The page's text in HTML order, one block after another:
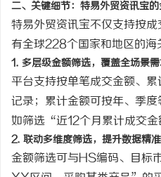
二、关键细节：特易外贸资讯宝
特易外贸资讯宝不仅支持按
有全球228个国家和地区的海
1. 多层级金额筛选，覆盖全场景
平台支持按单笔成交金额、
记录；累计金额可按年、季
如筛选 “近12个月累计成交
2. 联动多维度筛选，提升数据精
金额筛选可与HS编码、目标